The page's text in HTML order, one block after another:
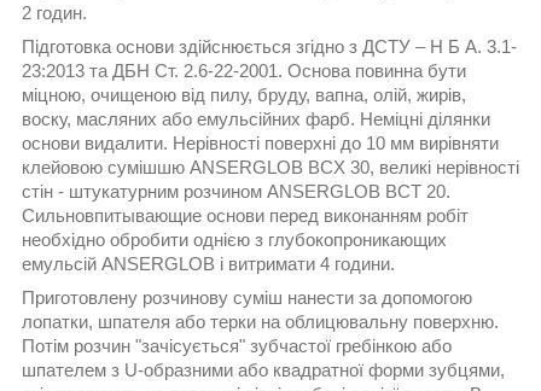
2 годин.
Підготовка основи здійснюється згідно з ДСТУ – Н Б А. 3.1-
23:2013 та ДБН Ст. 2.6-22-2001. Основа повинна бути
міцною, очищеною від пилу, бруду, вапна, олій, жирів,
воску, масляних або емульсійних фарб. Неміцні ділянки
основи видалити. Нерівності поверхні до 10 мм вирівняти
клейовою сумішшю ANSERGLOB BCX 30, великі нерівності
стін - штукатурним розчином ANSERGLOB BCT 20.
Сильновпитывающие основи перед виконанням робіт
необхідно обробити однією з глубокопроникающих
емульсій ANSERGLOB і витримати 4 години.
Приготовлену розчинову суміш нанести за допомогою
лопатки, шпателя або терки на облицювальну поверхню.
Потім розчин "зачісується" зубчастої гребінкою або
шпателем з U-образними або квадратної форми зубцями,